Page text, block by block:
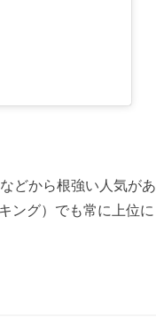
どから根強い人気があ
ング）でも常に上位に